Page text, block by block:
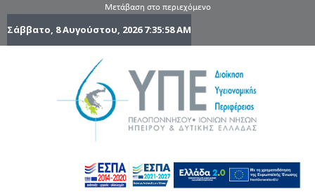
Μετάβαση στο περιεχόμενο
Σάββατο, 8 Αυγούστου, 20267:35:59 AM
Ηπείρου
Δυτικής
Ελλάδας